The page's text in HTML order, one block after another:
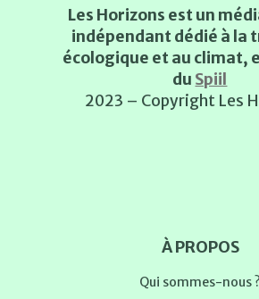
Les Horizons est un
indépendant dédié à la
écologique et au climat,
du Spiil
2023 – Copyright Les
À PROPOS
Qui sommes-nous ?